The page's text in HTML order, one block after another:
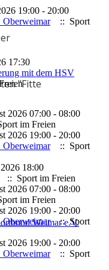
"Fitte
19:00 - 20:00
:: Sport
17:30
mit dem HSV
2026 07:00 - 08:00
im Freien
2026 19:00 - 20:00
:: Sport
18:00
:: Sport im Freien
2026 07:00 - 08:00
im Freien
2026 19:00 - 20:00
:: Sport
2026 19:00 - 20:00
:: Sport